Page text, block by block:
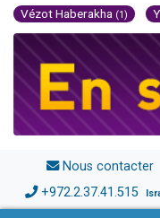
Vézot Haberakha (1)
Nous contacter
+972.2.37.41.515